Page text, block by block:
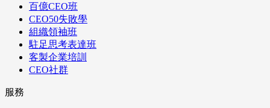
百億CEO班
CEO50失敗學
組織領袖班
駐足思考表達班
客製企業培訓
CEO社群
服務